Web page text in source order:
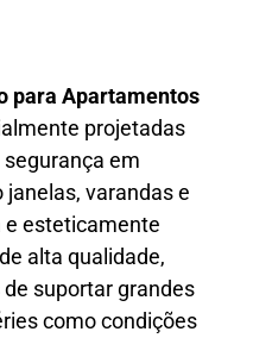
para Apartamentos
projetadas
em
varandas e
e esteticamente
alta qualidade,
suportar grandes
como condições